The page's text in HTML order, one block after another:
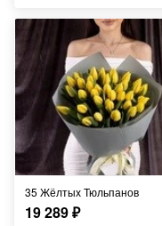
35 Жёлтых Тюльпанов
19 289₽